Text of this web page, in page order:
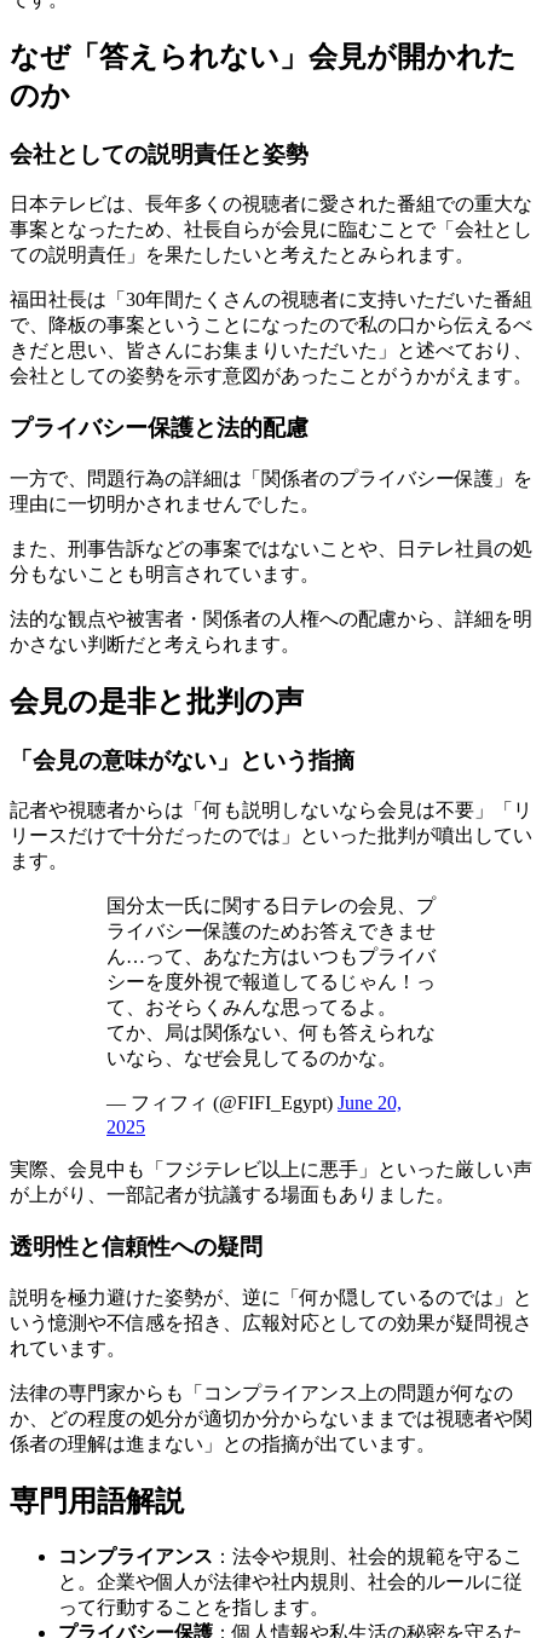
なぜ「答えられない」会見が開かれた
のか
会社としての説明責任と姿勢
日本テレビは、長年多くの視聴者に愛された番組での重大な
事案となったため、社長自らが会見に臨むことで「会社とし
ての説明責任」を果たしたいと考えたとみられます。
福田社長は「30年間たくさんの視聴者に支持いただいた番組
で、降板の事案ということになったので私の口から伝えるべ
きだと思い、皆さんにお集まりいただいた」と述べており、
会社としての姿勢を示す意図があったことがうかがえます。
プライバシー保護と法的配慮
一方で、問題行為の詳細は「関係者のプライバシー保護」を
理由に一切明かされませんでした。
また、刑事告訴などの事案ではないことや、日テレ社員の処
分もないことも明言されています。
法的な観点や被害者・関係者の人権への配慮から、詳細を明
かさない判断だと考えられます。
会見の是非と批判の声
「会見の意味がない」という指摘
記者や視聴者からは「何も説明しないなら会見は不要」「リ
リースだけで十分だったのでは」といった批判が噴出してい
ます。
国分太一氏に関する日テレの会見、プ
ライバシー保護のためお答えできませ
ん…って、あなた方はいつもプライバ
シーを度外視で報道してるじゃん！っ
て、おそらくみんな思ってるよ。
てか、局は関係ない、何も答えられな
いなら、なぜ会見してるのかな。
— フィフィ (@FIFI_Egypt) June 20,
2025
実際、会見中も「フジテレビ以上に悪手」といった厳しい声
が上がり、一部記者が抗議する場面もありました。
透明性と信頼性への疑問
説明を極力避けた姿勢が、逆に「何か隠しているのでは」と
いう憶測や不信感を招き、広報対応としての効果が疑問視さ
れています。
法律の専門家からも「コンプライアンス上の問題が何なの
か、どの程度の処分が適切か分からないままでは視聴者や関
係者の理解は進まない」との指摘が出ています。
専門用語解説
コンプライアンス ：法令や規則、社会的規範を守るこ
と。企業や個人が法律や社内規則、社会的ルールに従
って行動することを指します。
プライバシー保護 ：個人情報や私生活の秘密を守るた